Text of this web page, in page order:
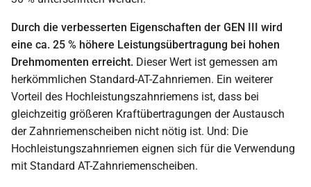
Durch die verbesserten Eigenschaften der GEN III wird
eine ca. 25 % höhere Leistungsübertragung bei hohen
Drehmomenten erreicht. Dieser Wert ist gemessen am
herkömmlichen Standard-AT-Zahnriemen. Ein weiterer
Vorteil des Hochleistungszahnriemens ist, dass bei
gleichzeitig größeren Kraftübertragungen der Austausch
der Zahnriemenscheiben nicht nötig ist. Und: Die
Hochleistungszahnriemen eignen sich für die Verwendung
mit Standard AT-Zahnriemenscheiben.